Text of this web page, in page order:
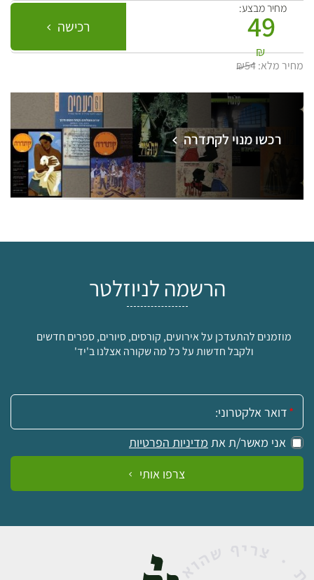
מחיר מבצע:
49
₪
רכישה
מחיר מלא:₪54
רכשו מנוי לקתדרה
הרשמה לניוזלטר
מוזמנים להתעדכן על אירועים, קורסים, סיורים, ספרים חדשים
ולקבל חדשות על כל מה שקורה אצלנו ב'יד'
אימייל:
אני מאשר/ת את מדיניות הפרטיות
צרפו אותי